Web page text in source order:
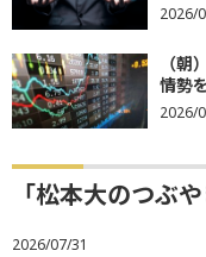
2026/
（
情勢
2026/
「松本大のつぶ
2026/07/31